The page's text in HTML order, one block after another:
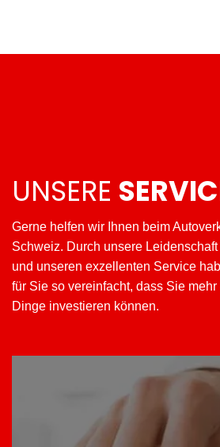
UNSERE
Gerne helfen wir Ihnen beim
Schweiz. Durch unsere
und unseren exzellenten Service
für Sie so vereinfacht, dass Sie
Dinge investieren können.